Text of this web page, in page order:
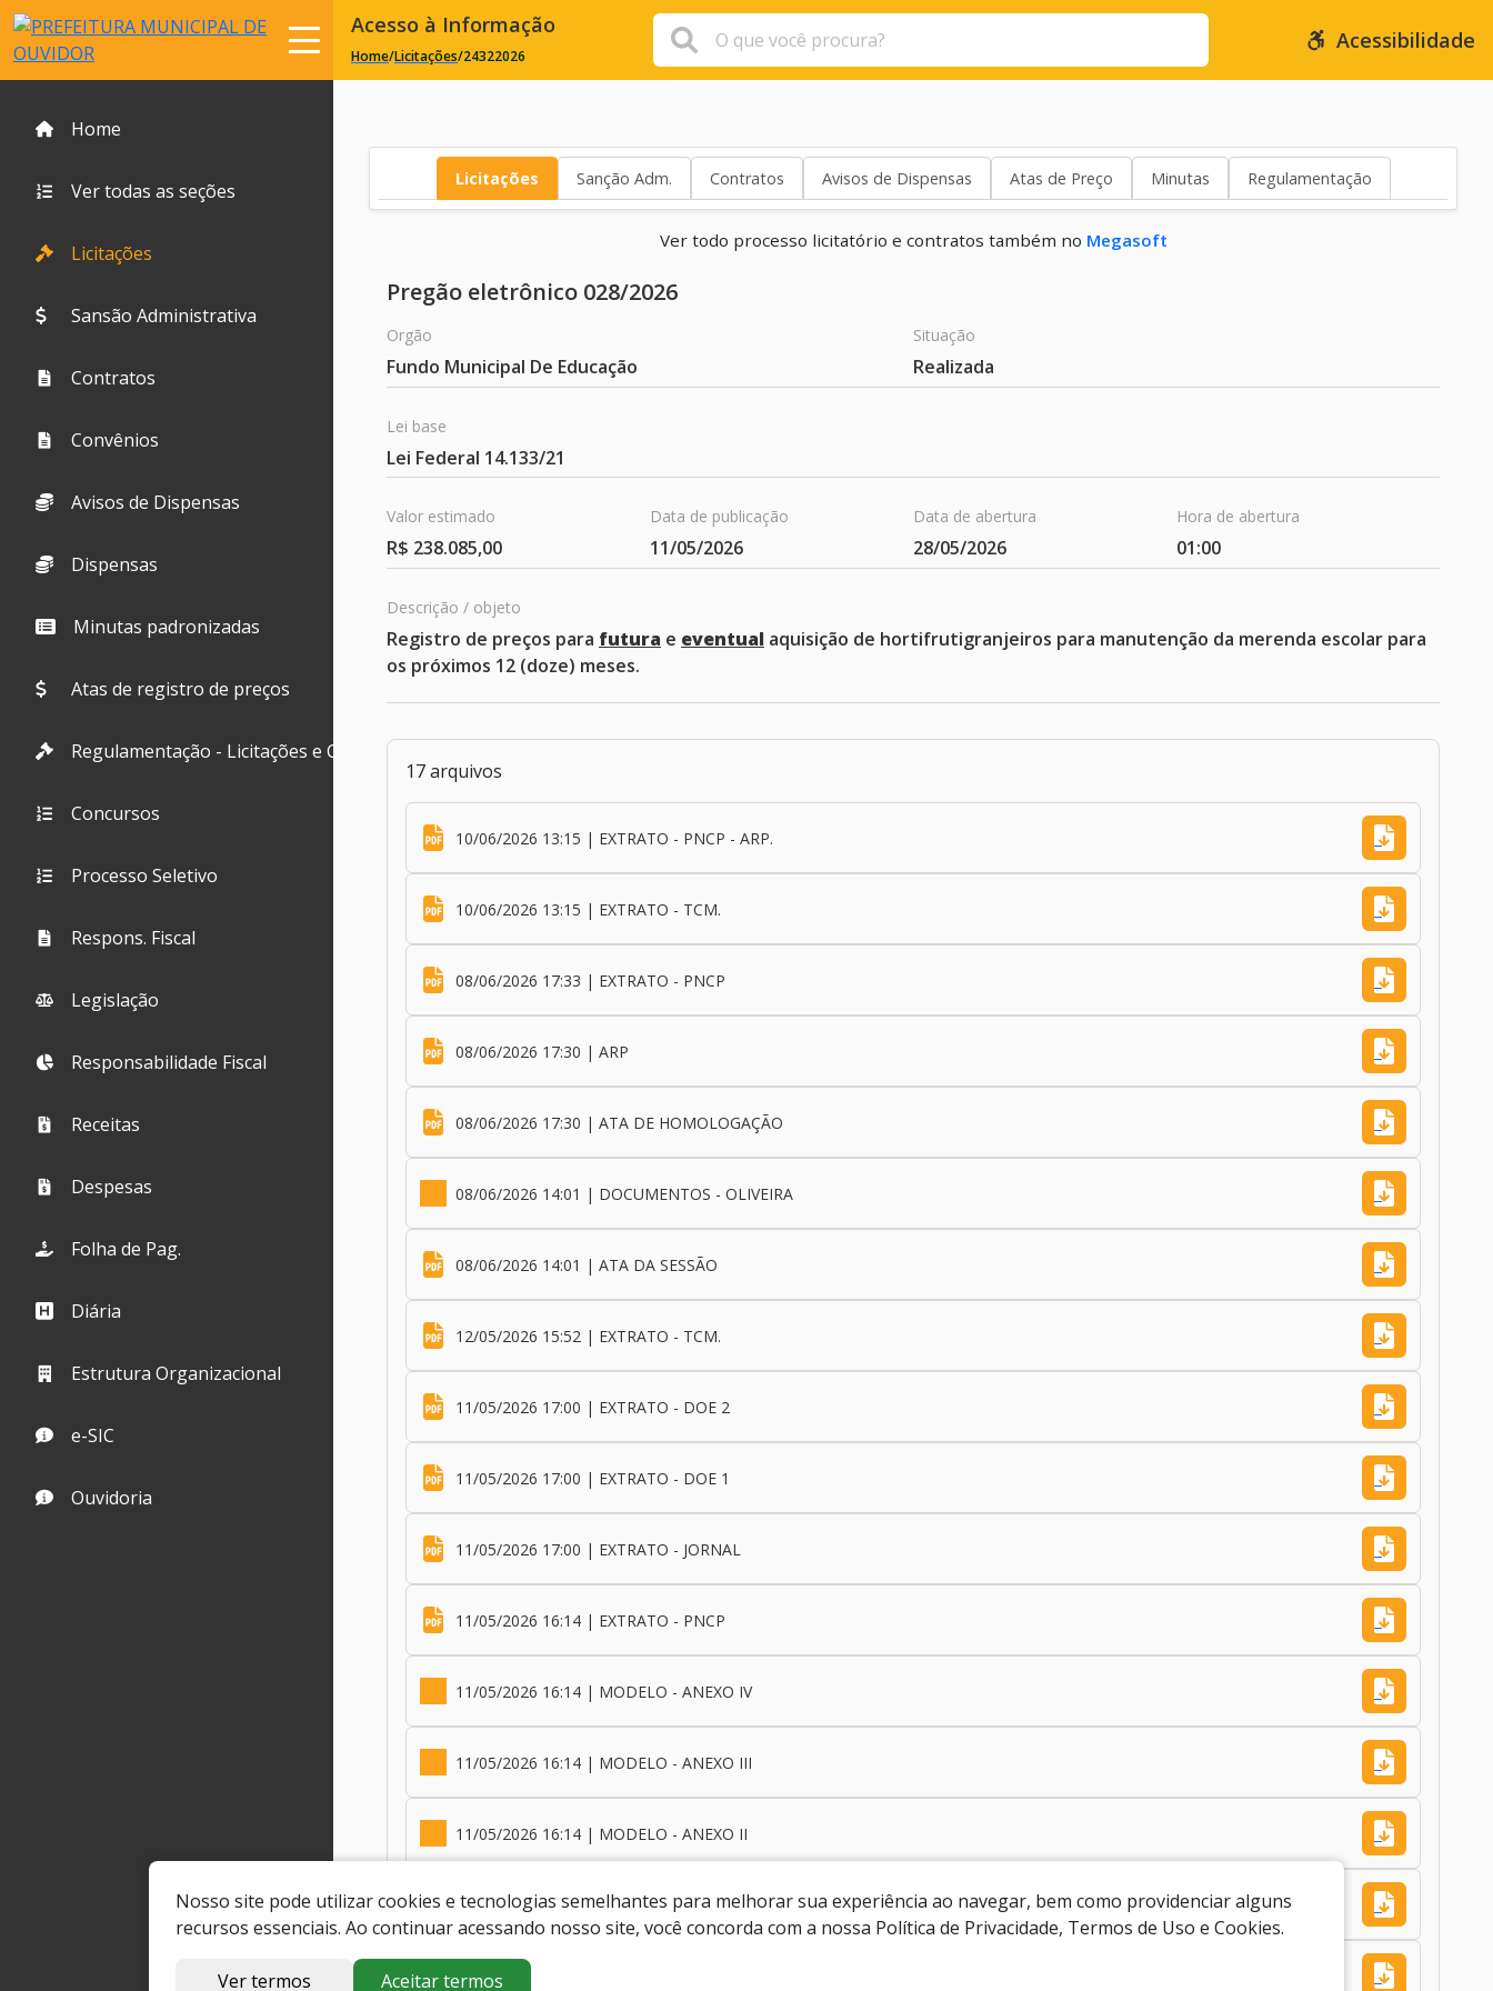
Home
Ver todas as seções
Licitações
Sansão Administrativa
Contratos
Convênios
Avisos de Dispensas
Dispensas
Minutas padronizadas
Atas de registro de preços
Regulamentação - Licitações e Contratos
Concursos
Processo Seletivo
Respons. Fiscal
Legislação
Responsabilidade Fiscal
Receitas
Despesas
Folha de Pag.
Diária
Estrutura Organizacional
e-SIC
Ouvidoria
Acesso à Informação
Home/Licitações/24322026
Acessibilidade
Licitações Sanção Adm. Contratos Avisos de Dispensas Atas de Preço Minutas Regulamentação
Ver todo processo licitatório e contratos também no Megasoft
Pregão eletrônico 028/2026
Orgão
Fundo Municipal De Educação
Situação
Realizada
Lei base
Lei Federal 14.133/21
Valor estimado
R$ 238.085,00
Data de publicação
11/05/2026
Data de abertura
28/05/2026
Hora de abertura
01:00
Descrição / objeto
Registro de preços para futura e eventual aquisição de hortifrutigranjeiros para manutenção da merenda escolar para
os próximos 12 (doze) meses.
17 arquivos
10/06/2026 13:15 | EXTRATO - PNCP - ARP.
10/06/2026 13:15 | EXTRATO - TCM.
08/06/2026 17:33 | EXTRATO - PNCP
08/06/2026 17:30 | ARP
08/06/2026 17:30 | ATA DE HOMOLOGAÇÃO
08/06/2026 14:01 | DOCUMENTOS - OLIVEIRA
08/06/2026 14:01 | ATA DA SESSÃO
12/05/2026 15:52 | EXTRATO - TCM.
11/05/2026 17:00 | EXTRATO - DOE 2
11/05/2026 17:00 | EXTRATO - DOE 1
11/05/2026 17:00 | EXTRATO - JORNAL
11/05/2026 16:14 | EXTRATO - PNCP
11/05/2026 16:14 | MODELO - ANEXO IV
11/05/2026 16:14 | MODELO - ANEXO III
11/05/2026 16:14 | MODELO - ANEXO II
11/05/2026 16:13 | TERMO DE REFERÊNCIA
11/05/2026 16:13 | EDITAL
Nosso site pode utilizar cookies e tecnologias semelhantes para melhorar sua experiência ao navegar, bem como providenciar alguns
recursos essenciais. Ao continuar acessando nosso site, você concorda com a nossa Política de Privacidade, Termos de Uso e Cookies.
Ver termos Aceitar termos